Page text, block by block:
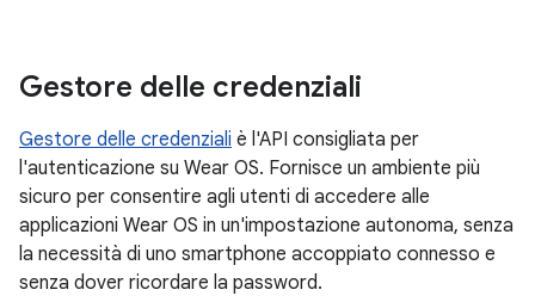
Gestore delle credenziali
Gestore delle credenziali è l'API consigliata per
l'autenticazione su Wear OS. Fornisce un ambiente più
sicuro per consentire agli utenti di accedere alle
applicazioni Wear OS in un'impostazione autonoma, senza
la necessità di uno smartphone accoppiato connesso e
senza dover ricordare la password.